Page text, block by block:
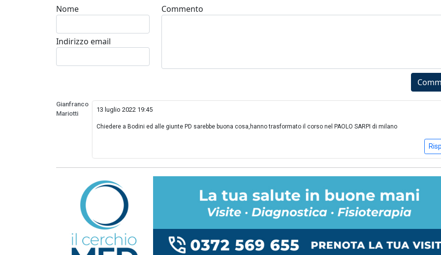
Nome
Indirizzo email
Commento
Gianfranco
Mariotti
13 luglio 2022 19:45
Chiedere a Bodini ed alle giunte PD sarebbe buona cosa,hanno trasformato il corso nel PAOLO SARPI di milano